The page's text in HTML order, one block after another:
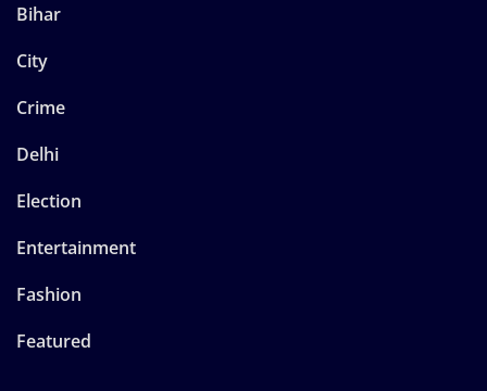
Bihar
City
Crime
Delhi
Election
Entertainment
Fashion
Featured